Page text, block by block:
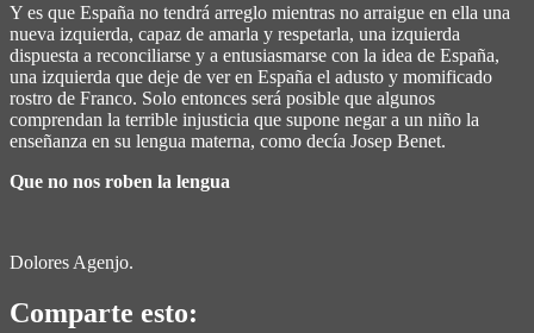
Y es que España no tendrá arreglo mientras no arraigue en ella una
nueva izquierda, capaz de amarla y respetarla, una izquierda
dispuesta a reconciliarse y a entusiasmarse con la idea de España,
una izquierda que deje de ver en España el adusto y momificado
rostro de Franco. Solo entonces será posible que algunos
comprendan la terrible injusticia que supone negar a un niño la
enseñanza en su lengua materna, como decía Josep Benet.
Que no nos roben la lengua
Dolores Agenjo.
Comparte esto: